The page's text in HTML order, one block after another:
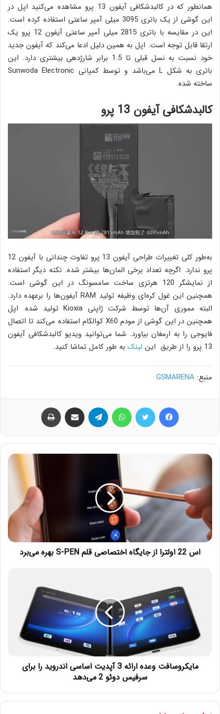
همانطور که در کالبدشکافی آیفون 13 پرو مشاهده می‌کنید اپل در
این گوشی از یک باتری 3095 میلی آمپر ساعتی استفاده کرده است.
این در مقایسه با باتری 2815 میلی آمپر ساعتی آیفون 12 پرو یک
ارتقا قابل توجه است. اپل به همین دلیل ادعا می‌کند که آیفون جدید
خود نسبت به نسل قبلی تا 1.5 برابر شارژدهی بیشتری دارد. این
باتری به شکل L می‌باشد و توسط کمپانی Sunwoda Electronic
ساخته شده.
کالبدشکافی آیفون 13 پرو
به‌طور کلی تغییرات طراحی آیفون 13 پرو تفاوت چندانی با آیفون 12
پرو ندارد. اگرچه تعداد برخی ‌المان‌ها بیشتر شده. نکته دیگر استفاده
از نمایشگر 120 هرتزی ساخت سامسونگ در این گوشی است.
همچنین این غول کره‌ای وظیفه تولید RAM آیفون‌ها را برعهده دارد.
البته مموری آن‌ها توسط شرکت ژاپنی Kioxia تولید شده. اپل
همچنین در این گوشی از مودم X60 کوالکام استفاده می‌کند تا اتصال
فایوجی را به ارمغان بیاورد. شما می‌توانید ویدیو کالبدشکافی آیفون
13 پرو را از طریق این
لینک به طور کامل تماشا کنید.
منبع: GSMARENA
اس 22 اولترا از جایگاه اختصاصی قلم S-PEN بهره می‌برد
مایکروسافت وعده ارائه 3 آپدیت اساسی اندروید را برای
سرفیس دوئو 2 می‌دهد